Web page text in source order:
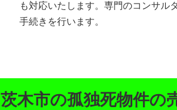
も対応いたします。専門のコンサル
手続きを行います。
茨木市の孤独死物件の